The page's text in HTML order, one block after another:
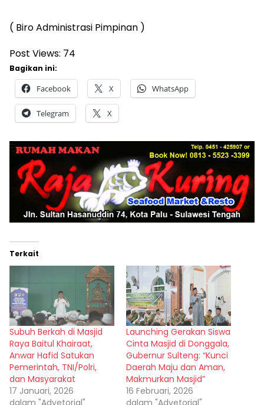
( Biro Administrasi Pimpinan )
Post Views: 74
Bagikan ini:
Facebook X WhatsApp
Telegram X
Terkait
Subuh Berkah di Masjid
Raya Baitul Khairaat,
Anwar Hafid Satukan
Pemerintah, TNI/Polri,
dan Masyarakat
17 Januari, 2026
dalam "Advetorial"
Launching Gerakan Siswa
Cinta Masjid di Donggala,
Gubernur Sulteng: “Kunci
Daerah Maju dan Aman,
Makmurkan Masjid”
16 Februari, 2026
dalam "Advetorial"